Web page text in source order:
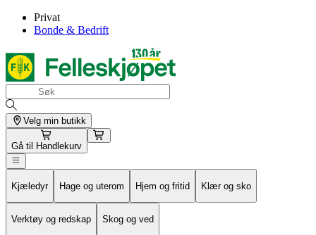
Privat
Bonde & Bedrift
Velg min butikk
Gå til Handlekurv
Kjæledyr Hage og uterom Hjem og fritid Klær og sko
Verktøy og redskap Skog og ved